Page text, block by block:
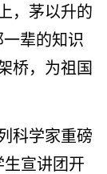
，茅以升的
辈的知识
桥，为祖国
科学家重磅
生宣讲团开